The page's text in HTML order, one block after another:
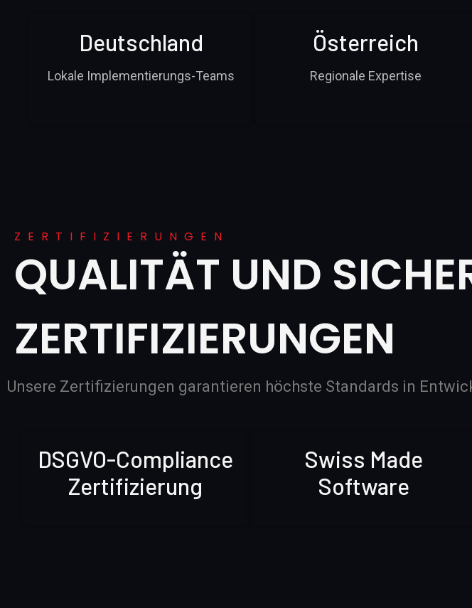
Deutschland
Lokale Implementierungs-Teams
Österreich
Regionale Expertise
ZERTIFIZIERUNGEN
QUALITÄT UND
ZERTIFIZIERUNGEN
Unsere Zertifizierungen garantieren höchste Standards in
DSGVO-Compliance
Zertifizierung
Swiss Made
Software